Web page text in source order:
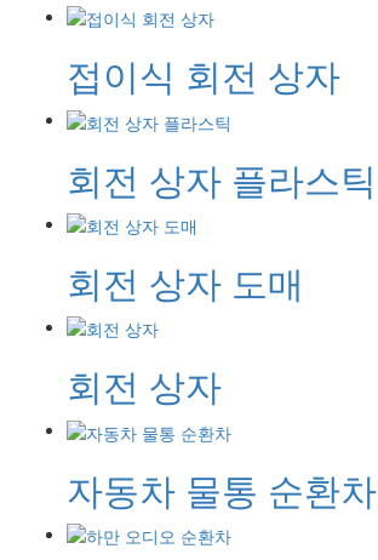
접이식 회전 상자
회전 상자 플라스틱
회전 상자 도매
회전 상자
자동차 물통 순환차